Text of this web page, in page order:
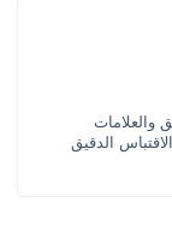
والعلامات
الدقيق